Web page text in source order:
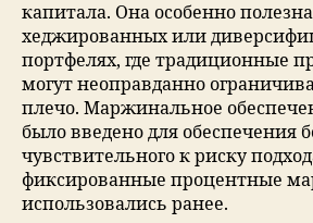
капитала. Она особенно
хеджированных или
портфелях, где традиционные
могут неоправданно
плечо. Маржинальное
было введено для обеспечения
чувствительного к риску
фиксированные процентные
использовались ранее.